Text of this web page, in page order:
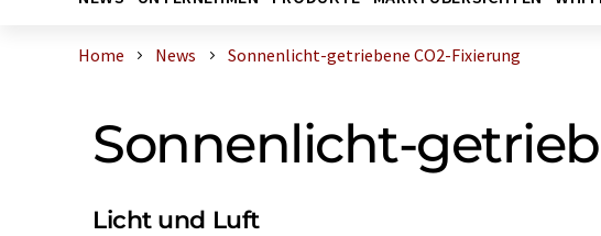
Home News Sonnenlicht-getriebene CO2-Fixierung
Sonnenlicht-
Licht und Luft